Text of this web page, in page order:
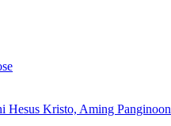
Hesus Kristo, Aming Panginoon